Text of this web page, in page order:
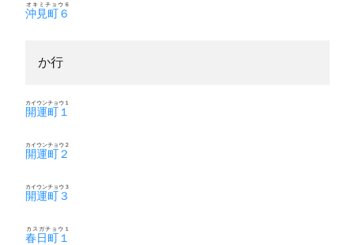
沖見町６
オキミチョウ６
か行
開運町１
カイウンチョウ１
開運町２
カイウンチョウ２
開運町３
カイウンチョウ３
春日町１
カスガチョウ１